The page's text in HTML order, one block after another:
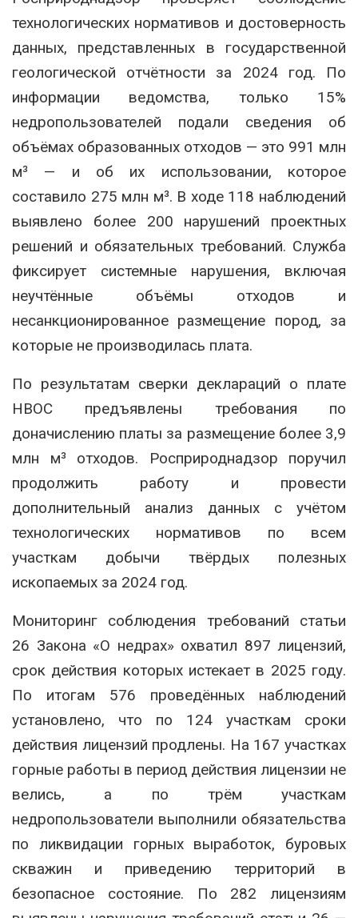
технологических нормативов и достоверность
данных, представленных в государственной
геологической отчётности за 2024 год. По
информации ведомства, только 15%
недропользователей подали сведения об
объёмах образованных отходов — это 991 млн
м³ — и об их использовании, которое
составило 275 млн м³. В ходе 118 наблюдений
выявлено более 200 нарушений проектных
решений и обязательных требований. Служба
фиксирует системные нарушения, включая
неучтённые объёмы отходов и
несанкционированное размещение пород, за
которые не производилась плата.
По результатам сверки деклараций о плате
НВОС предъявлены требования по
доначислению платы за размещение более 3,9
млн м³ отходов. Росприроднадзор поручил
продолжить работу и провести
дополнительный анализ данных с учётом
технологических нормативов по всем
участкам добычи твёрдых полезных
ископаемых за 2024 год.
Мониторинг соблюдения требований статьи
26 Закона «О недрах» охватил 897 лицензий,
срок действия которых истекает в 2025 году.
По итогам 576 проведённых наблюдений
установлено, что по 124 участкам сроки
действия лицензий продлены. На 167 участках
горные работы в период действия лицензии не
велись, а по трём участкам
недропользователи выполнили обязательства
по ликвидации горных выработок, буровых
скважин и приведению территорий в
безопасное состояние. По 282 лицензиям